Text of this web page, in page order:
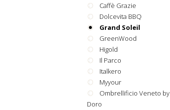
Caffè Grazie
Dolcevita BBQ
Grand Soleil
GreenWood
Higold
Il Parco
Italkero
Myyour
Ombrellificio Veneto by
Doro